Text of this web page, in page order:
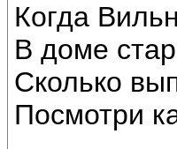
Когда
В доме
Сколько
Посмотри